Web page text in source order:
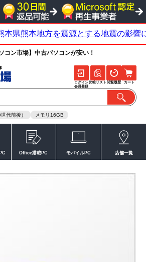
コン市場】中古パソコンが安い！
代前後） メモリ16GB
ログイン
会員登録
比較リスト 閲覧履歴 カート
Office搭載PC モバイルPC 店舗一覧